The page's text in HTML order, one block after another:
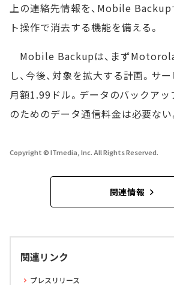
上の連絡先情報を、Mobile Backup
ト操作で消去する機能を備える。
Mobile Backupは、まず
し、今後、対象を拡大する計画。サ
月額1.99ドル。データのバックア
のためのデータ通信料金は必要ない
Copyright © ITmedia, Inc. All Rights Reserved.
関連情報
関連リンク
プレスリリース